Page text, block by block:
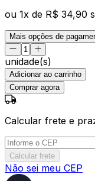
ou 1x de R$ 34,90
Mais opções de
unidade(s)
Adicionar ao carrinho
Comprar agora
Calcular frete e
Calcular frete
Não sei meu CEP